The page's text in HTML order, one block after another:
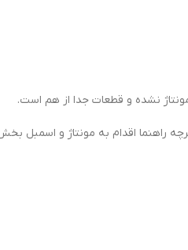
راهنما اقدام به مونتاژ و اسمبل